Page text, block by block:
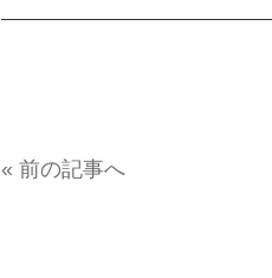
« 前の記事へ